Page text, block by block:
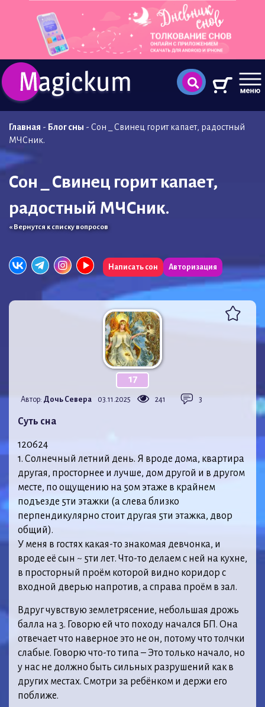
Главная - Блог сны - Сон _ Свинец горит капает, радостный
МЧСник.
Сон _ Свинец горит капает,
радостный МЧСник.
« Вернутся к списку вопросов
Написать сон Авторизация
17
Автор: Дочь Севера 03.11.2025 241 3
Суть сна
120624
1. Солнечный летний день. Я вроде дома, квартира
другая, просторнее и лучше, дом другой и в другом
месте, по ощущению на 5ом этаже в крайнем
подъезде 5ти этажки (а слева близко
перпендикулярно стоит другая 5ти этажка, двор
общий).
У меня в гостях какая-то знакомая девчонка, и
вроде её сын ~ 5ти лет. Что-то делаем с ней на кухне,
в просторный проём которой видно коридор с
входной дверью напротив, а справа проём в зал.
Вдруг чувствую землетрясение, небольшая дрожь
балла на 3. Говорю ей что походу начался БП. Она
отвечает что наверное это не он, потому что толчки
слабые. Говорю что-то типа – Это только начало, но
у нас не должно быть сильных разрушений как в
других местах. Смотри за ребёнком и держи его
поближе.